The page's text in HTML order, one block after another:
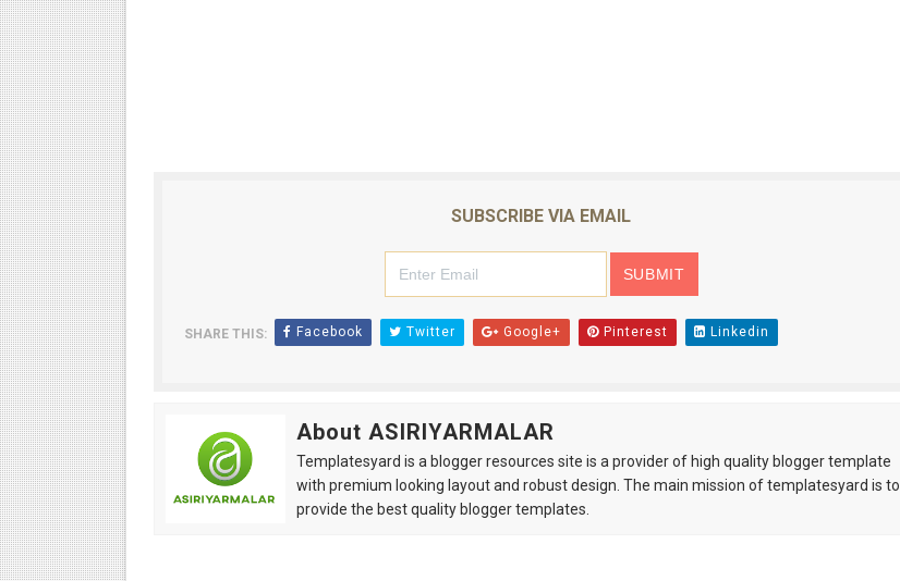
SUBSCRIBE VIA EMAIL
SHARE THIS: Facebook Twitter Google+ Pinterest Linkedin
About ASIRIYARMALAR
Templatesyard is a blogger resources site is a provider of high quality blogger template
with premium looking layout and robust design. The main mission of templatesyard is to
provide the best quality blogger templates.